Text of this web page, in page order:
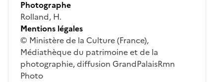
Photographe
Rolland, H.
Mentions légales
© Ministère de la Culture (France),
Médiathèque du patrimoine et de la
photographie, diffusion GrandPalaisRmn
Photo